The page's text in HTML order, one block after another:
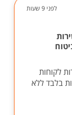
לפני 9 שעות
לקוחות
בלבד ללא